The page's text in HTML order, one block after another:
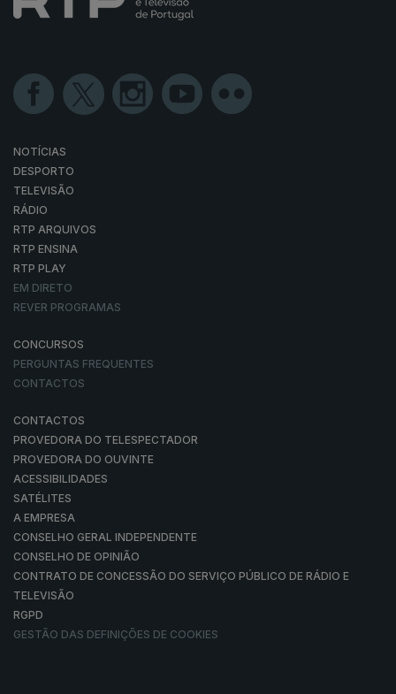
NOTÍCIAS
DESPORTO
TELEVISÃO
RÁDIO
RTP ARQUIVOS
RTP ENSINA
RTP PLAY
EM DIRETO
REVER PROGRAMAS
CONCURSOS
PERGUNTAS FREQUENTES
CONTACTOS
CONTACTOS
PROVEDORA DO TELESPECTADOR
PROVEDORA DO OUVINTE
ACESSIBILIDADES
SATÉLITES
A EMPRESA
CONSELHO GERAL INDEPENDENTE
CONSELHO DE OPINIÃO
CONTRATO DE CONCESSÃO DO SERVIÇO PÚBLICO DE RÁDIO E
TELEVISÃO
RGPD
GESTÃO DAS DEFINIÇÕES DE COOKIES